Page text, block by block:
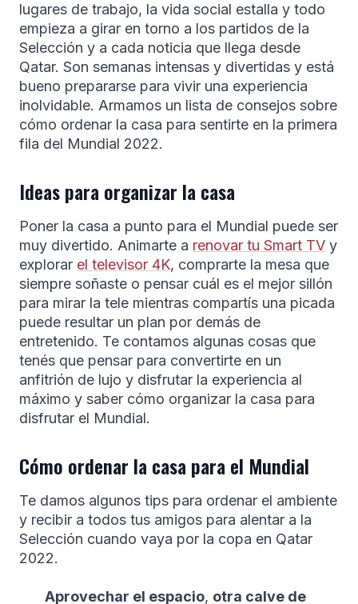
lugares de trabajo, la vida social estalla y todo
empieza a girar en torno a los partidos de la
Selección y a cada noticia que llega desde
Qatar. Son semanas intensas y divertidas y está
bueno prepararse para vivir una experiencia
inolvidable. Armamos un lista de consejos sobre
cómo ordenar la casa para sentirte en la primera
fila del Mundial 2022.
Ideas para organizar la casa
Poner la casa a punto para el Mundial puede ser
muy divertido. Animarte a renovar tu Smart TV y
explorar el televisor 4K, comprarte la mesa que
siempre soñaste o pensar cuál es el mejor sillón
para mirar la tele mientras compartís una picada
puede resultar un plan por demás de
entretenido. Te contamos algunas cosas que
tenés que pensar para convertirte en un
anfitrión de lujo y disfrutar la experiencia al
máximo y saber cómo organizar la casa para
disfrutar el Mundial.
Cómo ordenar la casa para el Mundial
Te damos algunos tips para ordenar el ambiente
y recibir a todos tus amigos para alentar a la
Selección cuando vaya por la copa en Qatar
2022.
Aprovechar el espacio, otra calve de